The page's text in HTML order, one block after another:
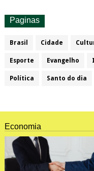
Paginas
Brasil Cidade
Esporte Evangelho
Política Santo do dia
Economia